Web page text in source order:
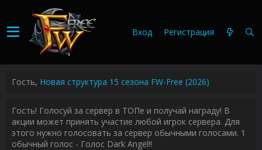
Вход Регистрация
Гость, Новая структура 15 сезона FW-Free (2026)
Гость! Голосуй за сервер в ТОПе и получай награду! В
акции может принять участие любой игрок сервера. Для
этого нужно голосовать за сервер обычными голосами. 1
обычный голос - Голос Dark Angel!!